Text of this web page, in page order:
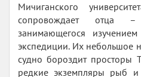
Мичиганского
сопровождает отца –
занимающегося
экспедиции. Их небольшое
судно бороздит просторы
редкие экземпляры рыб